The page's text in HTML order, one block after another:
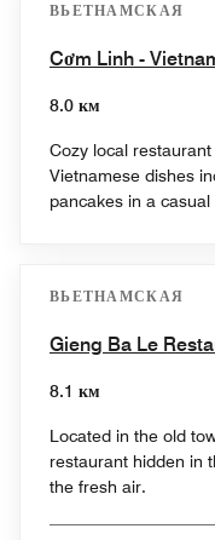
ВЬЕТНАМСКАЯ
Cơm Linh -
8.0 км
Cozy local
Vietnamese dishes
pancakes in a casual
ВЬЕТНАМСКАЯ
Gieng Ba Le
8.1 км
Located in the old
restaurant hidden in
the fresh air.